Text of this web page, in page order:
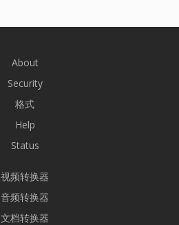
About
Security
格式
Help
Status
视频转换器
音频转换器
文档转换器